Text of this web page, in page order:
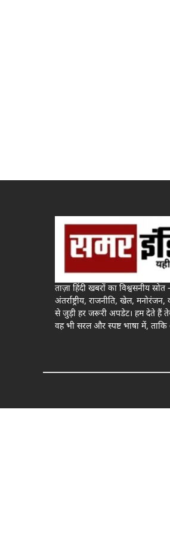
ताज़ा हिंदी खबरों का विश्वसनीय स्रोत
अंतर्राष्ट्रीय, राजनीति, खेल,
से जुड़ी हर जरूरी अपडेट। हम देते हैं
वह भी सरल और स्पष्ट भाषा में,